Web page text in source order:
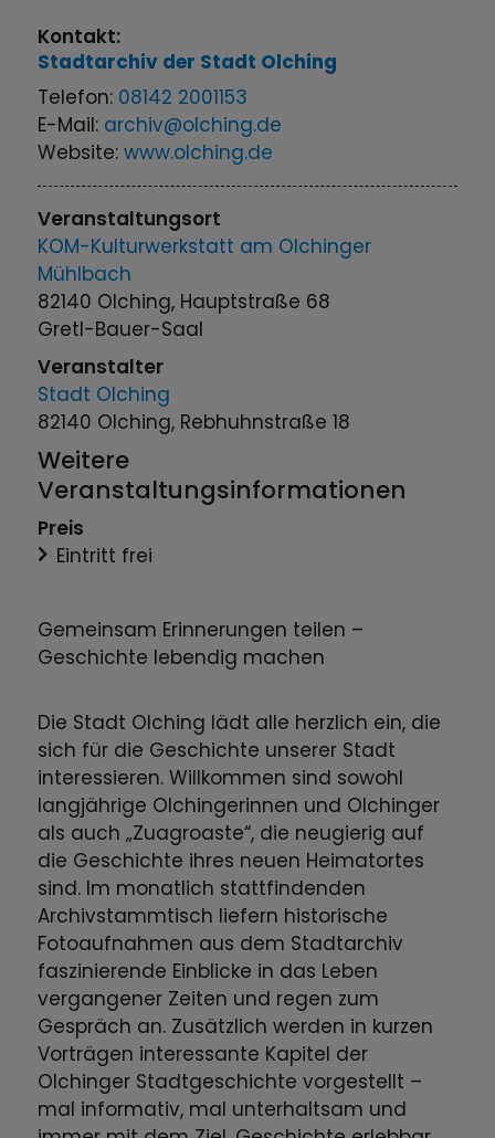
Gemeinsam Erinnerungen teilen –
Geschichte lebendig machen
Die Stadt Olching lädt alle herzlich ein, die
sich für die Geschichte unserer Stadt
interessieren. Willkommen sind sowohl
langjährige Olchingerinnen und Olchinger
als auch „Zuagroaste“, die neugierig auf
die Geschichte ihres neuen Heimatortes
sind. Im monatlich stattfindenden
Archivstammtisch liefern historische
Fotoaufnahmen aus dem Stadtarchiv
faszinierende Einblicke in das Leben
vergangener Zeiten und regen zum
Gespräch an. Zusätzlich werden in kurzen
Vorträgen interessante Kapitel der
Olchinger Stadtgeschichte vorgestellt –
mal informativ, mal unterhaltsam und
Kontakt:
Stadtarchiv der Stadt Olching
Telefon: 08142 2001153
E-Mail: archiv@olching.de
Website:www.olching.de
Veranstaltungsort
KOM-Kulturwerkstatt am Olchinger
Mühlbach
82140 Olching, Hauptstraße 68
Gretl-Bauer-Saal
Veranstalter
Stadt Olching
82140 Olching, Rebhuhnstraße 18
Weitere
Veranstaltungsinformationen
Preis
Eintritt frei